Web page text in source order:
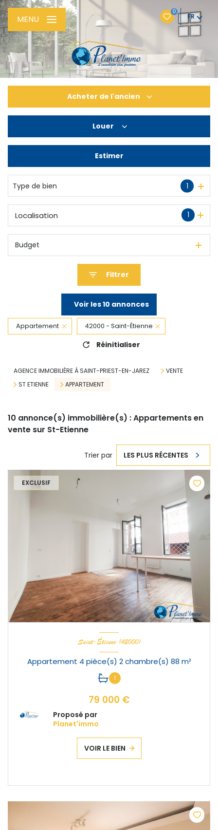
0
FR
MENU
Acheter de l'ancien
De l'immo pro
Louer
Estimer
Type de bien 1
1
Localisation
Budget
Filtrer
Voir les10 annonces
Appartement 42000 - Saint-Étienne
Réinitialiser
AGENCE IMMOBILIÈRE À SAINT-PRIEST-EN-JAREZ
VENTE
ST ETIENNE
APPARTEMENT
10 annonce(s) immobilière(s) : Appartements en
vente sur St-Etienne
Trier par LES PLUS RÉCENTES
EXCLUSIF
Saint-Étienne (42000)
Appartement 4 pièce(s) 2 chambre(s) 88 m²
1
79 000 €
Proposé par
Planet'immo
VOIR LE BIEN